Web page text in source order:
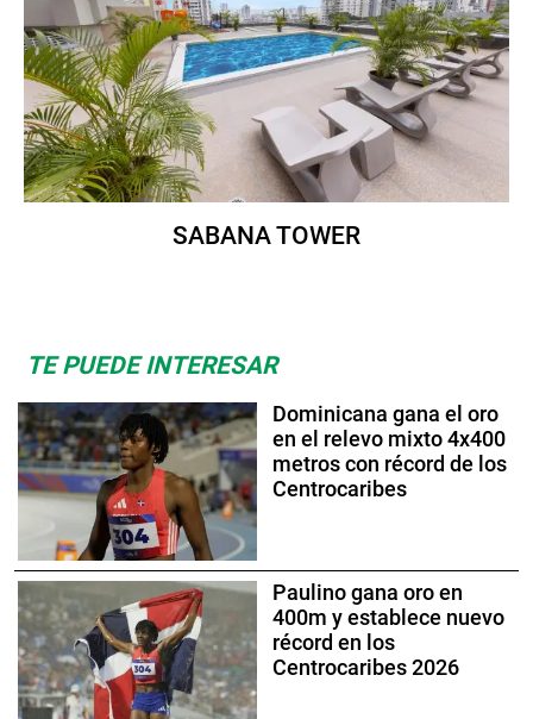
SABANA TOWER
TE PUEDE INTERESAR
Dominicana gana el oro
en el relevo mixto 4x400
metros con récord de los
Centrocaribes
Paulino gana oro en
400m y establece nuevo
récord en los
Centrocaribes 2026